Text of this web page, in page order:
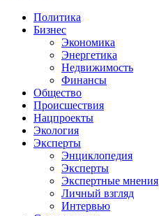
Политика
Бизнес
Экономика
Энергетика
Недвижимость
Финансы
Общество
Происшествия
Нацпроекты
Экология
Эксперты
Энциклопедия
Эксперты
Экспертные мнения
Личный взгляд
Интервью